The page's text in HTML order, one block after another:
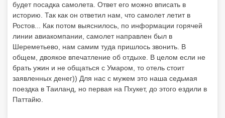
будет посадка самолета. Ответ его можно вписать в
историю. Так как он ответил нам, что самолет летит в
Ростов... Как потом выяснилось, по информации горячей
линии авиакомпании, самолет направлен был в
Шереметьево, нам самим туда пришлось звонить. В
общем, двоякое впечатление об отдыхе. В целом если не
брать ужин и не общаться с Умаром, то отель стоит
заявленных денег)) Для нас с мужем это наша седьмая
поездка в Таиланд, но первая на Пхукет, до этого ездили в
Паттайю.